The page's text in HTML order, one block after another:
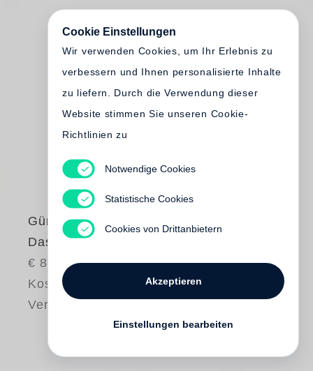
Günter Grass
Das Danzig-Sextett
€ 88.00
Kostenloser
Versand
Cookie Einstellungen
Wir verwenden Cookies, um Ihr Erlebnis zu
verbessern und Ihnen personalisierte Inhalte
zu liefern. Durch die Verwendung dieser
Website stimmen Sie unseren Cookie-
Richtlinien zu
Notwendige Cookies
Statistische Cookies
Cookies von Drittanbietern
Akzeptieren
Einstellungen bearbeiten